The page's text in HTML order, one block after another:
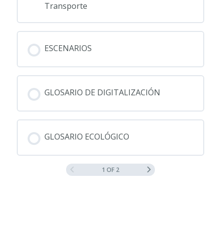
Transporte
ESCENARIOS
GLOSARIO DE DIGITALIZACIÓN
GLOSARIO ECOLÓGICO
1 OF 2